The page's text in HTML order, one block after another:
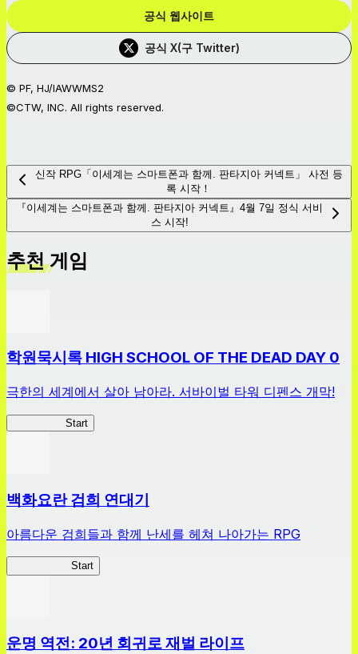
공식 웹사이트
공식 X(구 Twitter)
© PF, HJ/IAWWMS2
©CTW, INC. All rights reserved.
신작 RPG「이세계는 스마트폰과 함께. 판타지아 커넥트」 사전 등
록 시작！
『이세계는 스마트폰과 함께. 판타지아 커넥트』4월 7일 정식 서비
스 시작!
추천 게임
학원묵시록 HIGH SCHOOL OF THE DEAD DAY 0
극한의 세계에서 살아 남아라. 서바이벌 타워 디펜스 개막!
Start
백화요란 검희 연대기
아름다운 검희들과 함께 난세를 헤쳐 나아가는 RPG
Start
운명 역전: 20년 회귀로 재벌 라이프